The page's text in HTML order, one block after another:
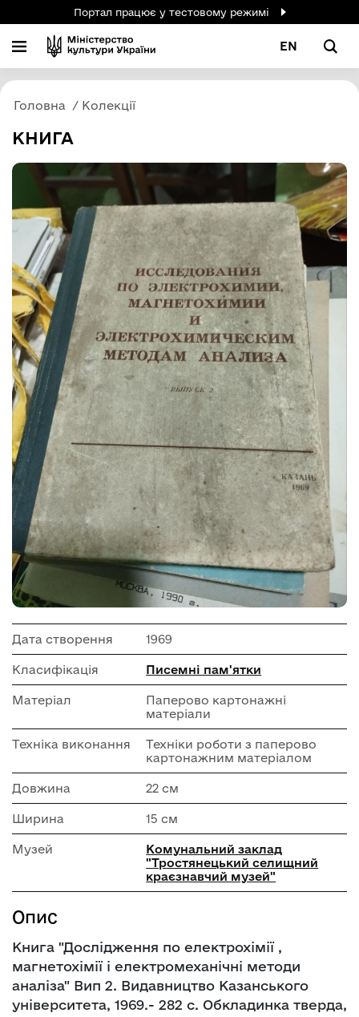
Портал працює у тестовому режимі
EN
Головна Колекції
КНИГА
Дата створення 1969
Класифікація Писемні пам'ятки
Матеріал
Паперово картонажні
матеріали
Техніка виконання
Техніки роботи з паперово
картонажним матеріалом
Довжина 22 см
Ширина 15 см
Музей
Комунальний заклад
"Тростянецький селищний
краєзнавчий музей"
Опис
Книга "Дослідження по електрохімії ,
магнетохімії і електромеханічні методи
аналіза" Вип 2. Видавництво Казанського
університета, 1969.- 282 с. Обкладинка тверда,